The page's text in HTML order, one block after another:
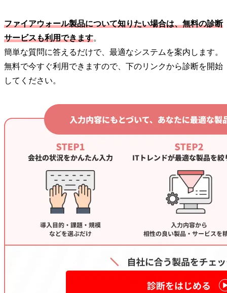
ファイアウォール製品について知りたい場合は、無料の診断
サービスも利用できます。
簡単な質問に答えるだけで、最適なシステムを案内します。
無料で今すぐ利用できますので、下のリンクから診断を開始
してください。